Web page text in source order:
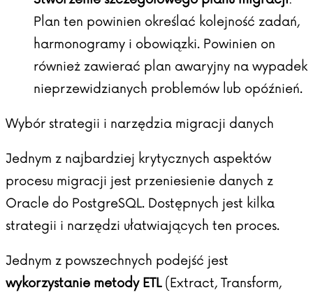
Plan ten powinien określać kolejność zadań,
harmonogramy i obowiązki. Powinien on
również zawierać plan awaryjny na wypadek
nieprzewidzianych problemów lub opóźnień.
Wybór strategii i narzędzia migracji danych
Jednym z najbardziej krytycznych aspektów
procesu migracji jest przeniesienie danych z
Oracle do PostgreSQL. Dostępnych jest kilka
strategii i narzędzi ułatwiających ten proces.
Jednym z powszechnych podejść jest
wykorzystanie metody ETL (Extract, Transform,